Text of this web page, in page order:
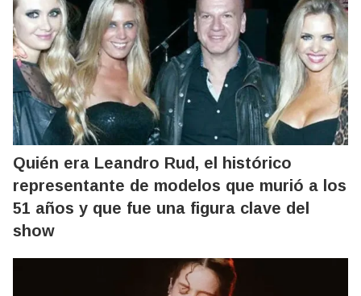
Quién era Leandro Rud, el histórico
representante de modelos que murió a los
51 años y que fue una figura clave del
show